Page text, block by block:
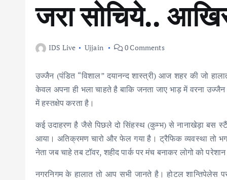
जरा सोचिये..
IDS Live Ujjain 0 Comments
उज्जैन (पंडित “विशाल” दयानन्द शास्त्री) आज शहर की जो
केवल अपना ही भला चाहते है बाकि जनता जाए भाड़ में वरना
में हस्तक्षेप करता है।
कई उदाहरण है जैसे पिछले दो सिंहस्थ (कुम्भ) से नानाखेड़ा बस
आया। अतिक्रमण चारो और फेल गया है। ट्रैफिक व्यवस्था तो
नेता जब चाहे तब टॉवर, शहीद पार्क पर मंच बनाकर लोगो को
नगरनिगम के हालात तो आप सभी जानते है। होटल शान्तिपेलेस